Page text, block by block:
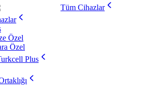
Tüm Cihazlar
Özel
Özel
Plus